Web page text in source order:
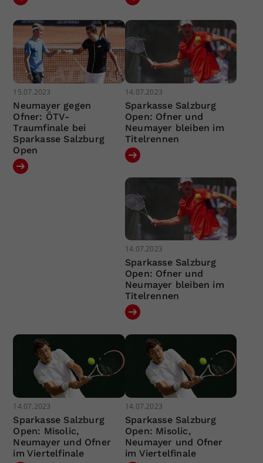
15.07.2023
Neumayer gegen
Ofner: ÖTV-
Traumfinale bei
Sparkasse Salzburg
Open
14.07.2023
Sparkasse Salzburg
Open: Ofner und
Neumayer bleiben im
Titelrennen
14.07.2023
Sparkasse Salzburg
Open: Ofner und
Neumayer bleiben im
Titelrennen
14.07.2023
Sparkasse Salzburg
Open: Misolic,
Neumayer und Ofner
im Viertelfinale
14.07.2023
Sparkasse Salzburg
Open: Misolic,
Neumayer und Ofner
im Viertelfinale